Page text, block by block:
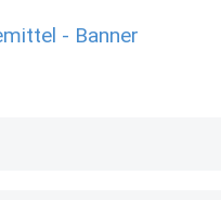
- Banner